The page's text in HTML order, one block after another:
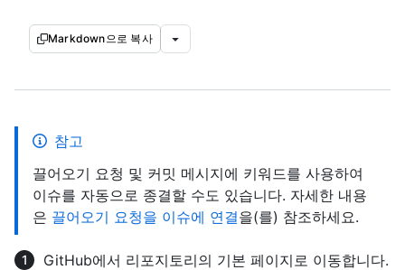
Markdown으로 복사
참고
끌어오기 요청 및 커밋 메시지에 키워드를 사용하여
이슈를 자동으로 종결할 수도 있습니다. 자세한 내용
은 끌어오기 요청을 이슈에 연결을(를) 참조하세요.
GitHub에서 리포지토리의 기본 페이지로 이동합니다.